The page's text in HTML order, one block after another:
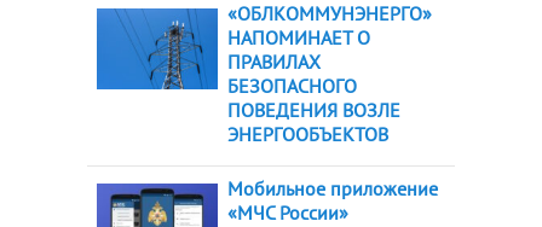
«ОБЛКОММУНЭНЕРГО»
НАПОМИНАЕТ О
ПРАВИЛАХ
БЕЗОПАСНОГО
ПОВЕДЕНИЯ ВОЗЛЕ
ЭНЕРГООБЪЕКТОВ
Мобильное приложение
«МЧС России»